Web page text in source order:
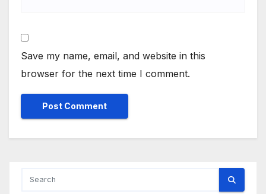
Save my name, email, and website in this
browser for the next time I comment.